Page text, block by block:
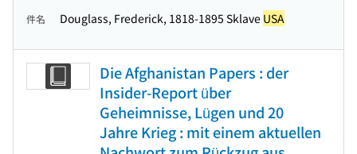
件名 Douglass, Frederick, 1818-1895 Sklave USA
Die Afghanistan Papers : der
Insider-Report über
Geheimnisse, Lügen und 20
Jahre Krieg : mit einem aktuellen